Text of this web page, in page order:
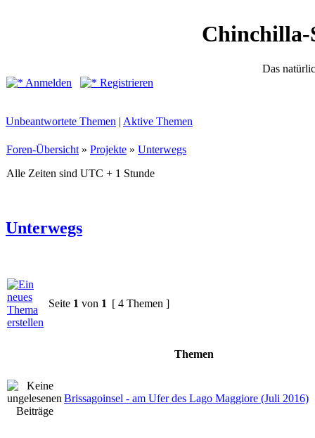
Chinchilla-
Das
Anmelden
Registrieren
Unbeantwortete Themen | Aktive Themen
Foren-Übersicht » Projekte » Unterwegs
Alle Zeiten sind UTC + 1 Stunde
Unterwegs
Seite 1 von 1 [ 4 Themen ]
Themen
Brissagoinsel - am Ufer des Lago Maggiore (Juli 2016)